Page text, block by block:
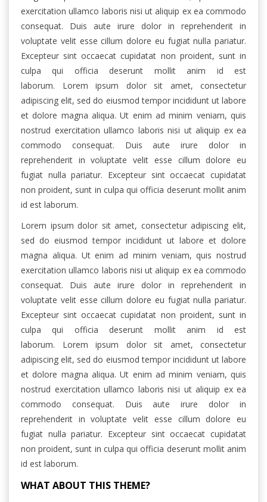
exercitation ullamco laboris nisi ut aliquip ex ea commodo
consequat. Duis aute irure dolor in reprehenderit in
voluptate velit esse cillum dolore eu fugiat nulla pariatur.
Excepteur sint occaecat cupidatat non proident, sunt in
culpa qui officia deserunt mollit anim id est
laborum. Lorem ipsum dolor sit amet, consectetur
adipiscing elit, sed do eiusmod tempor incididunt ut labore
et dolore magna aliqua. Ut enim ad minim veniam, quis
nostrud exercitation ullamco laboris nisi ut aliquip ex ea
commodo consequat. Duis aute irure dolor in
reprehenderit in voluptate velit esse cillum dolore eu
fugiat nulla pariatur. Excepteur sint occaecat cupidatat
non proident, sunt in culpa qui officia deserunt mollit anim
id est laborum.
Lorem ipsum dolor sit amet, consectetur adipiscing elit,
sed do eiusmod tempor incididunt ut labore et dolore
magna aliqua. Ut enim ad minim veniam, quis nostrud
exercitation ullamco laboris nisi ut aliquip ex ea commodo
consequat. Duis aute irure dolor in reprehenderit in
voluptate velit esse cillum dolore eu fugiat nulla pariatur.
Excepteur sint occaecat cupidatat non proident, sunt in
culpa qui officia deserunt mollit anim id est
laborum. Lorem ipsum dolor sit amet, consectetur
adipiscing elit, sed do eiusmod tempor incididunt ut labore
et dolore magna aliqua. Ut enim ad minim veniam, quis
nostrud exercitation ullamco laboris nisi ut aliquip ex ea
commodo consequat. Duis aute irure dolor in
reprehenderit in voluptate velit esse cillum dolore eu
fugiat nulla pariatur. Excepteur sint occaecat cupidatat
non proident, sunt in culpa qui officia deserunt mollit anim
id est laborum.
WHAT ABOUT THIS THEME?